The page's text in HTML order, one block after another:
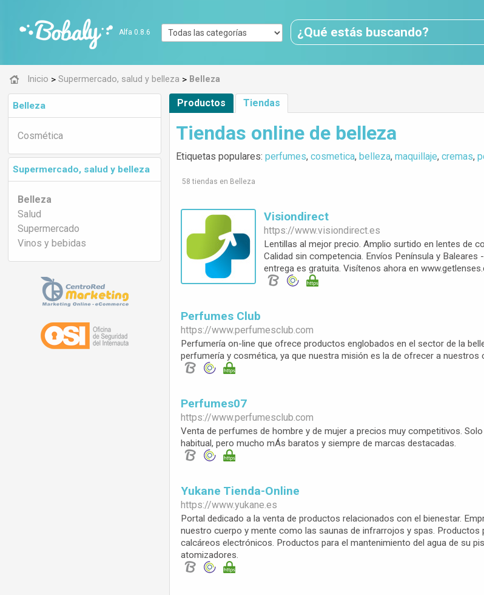
Alfa 0.8.6
Inicio > Supermercado, salud y belleza > Belleza
Belleza
Cosmética
Supermercado, salud y belleza
Belleza
Salud
Supermercado
Vinos y bebidas
Productos Tiendas
Tiendas online de belleza
Etiquetas populares:perfumes,cosmetica,belleza,maquillaje,cremas,
58 tiendas en Belleza
Visiondirect
https://www.visiondirect.es
Lentillas al mejor precio. Amplio surtido en lentes de
Calidad sin competencia. Envíos Península y
entrega es gratuita. Visítenos ahora en
Perfumes Club
https://www.perfumesclub.com
Perfumería on-line que ofrece productos englobados en el sector de la
perfumería y cosmética, ya que nuestra misión es la de ofrecer a nuestros
Perfumes07
https://www.perfumesclub.com
Venta de perfumes de hombre y de mujer a precios muy competitivos.
habitual, pero mucho mÁs baratos y siempre de marcas destacadas.
Yukane Tienda-Online
https://www.yukane.es
Portal dedicado a la venta de productos relacionados con el bienestar.
nuestro cuerpo y mente como las saunas de infrarrojos y spas.
calcáreos electrónicos. Productos para el mantenimiento del agua de su
atomizadores.